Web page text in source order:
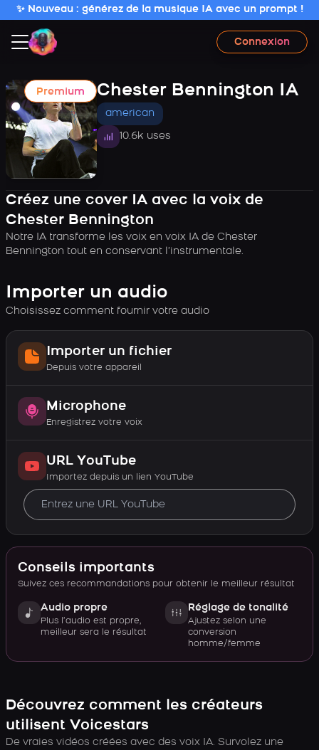
✨ Nouveau : générez de la musique IA avec un prompt !
Connexion
Premium Chester Bennington IA
american
10.6k uses
Créez une cover IA avec la voix de
Chester Bennington
Notre IA transforme les voix en voix IA de Chester
Bennington tout en conservant l’instrumentale.
Importer un audio
Choisissez comment fournir votre audio
Importer un fichier
Depuis votre appareil
Microphone
Enregistrez votre voix
URL YouTube
Importez depuis un lien YouTube
Conseils importants
Suivez ces recommandations pour obtenir le meilleur résultat
Audio propre
Plus l’audio est propre,
meilleur sera le résultat
Réglage de tonalité
Ajustez selon une
conversion
homme/femme
Découvrez comment les créateurs
utilisent Voicestars
De vraies vidéos créées avec des voix IA. Survolez une